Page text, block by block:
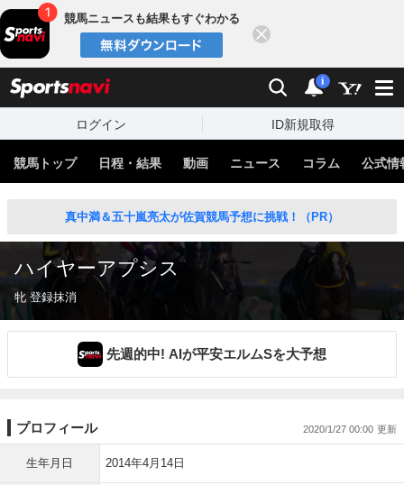
競馬ニュースも結果もすぐわかる
検索 通知
i
ログイン ID新規取得
競馬トップ 日程・結果 動画 ニュース コラム 公式情
真中満＆五十嵐亮太が佐賀競馬予想に挑戦！（PR）
ハイヤーアプシス
牝 登録抹消
先週的中! AIが平安エルムSを大予想
プロフィール 2020/1/27 00:00
生年月日 2014年4月14日